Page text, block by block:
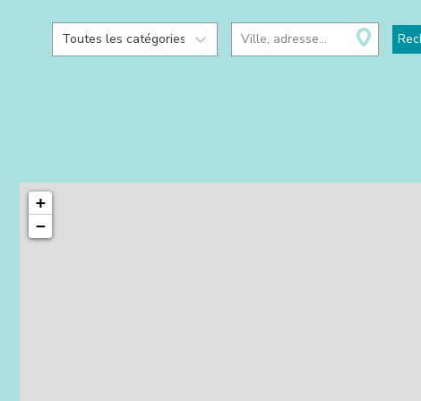
Toutes les catégories Ville, adresse...
+
−